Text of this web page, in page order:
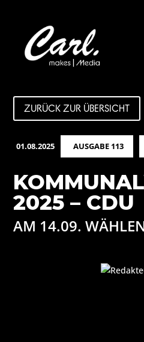
ZURÜCK ZUR ÜBERSICHT
01.08.2025 AUSGABE 113
2025 – CDU
AM 14.09.